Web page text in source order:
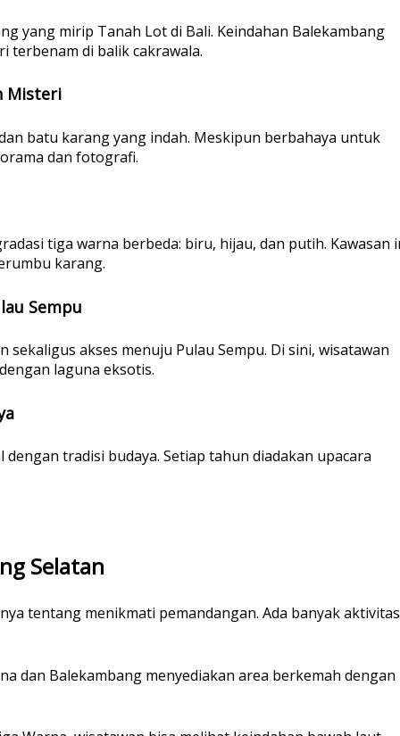
yang mirip Tanah Lot di Bali. Keindahan Balekambang
terbenam di balik cakrawala.
Misteri
batu karang yang indah. Meskipun berbahaya untuk
dan fotografi.
tiga warna berbeda: biru, hijau, dan putih. Kawasan
karang.
Sempu
akses menuju Pulau Sempu. Di sini, wisatawan
laguna eksotis.
tradisi budaya. Setiap tahun diadakan upacara
Selatan
tentang menikmati pemandangan. Ada banyak aktivitas
dan Balekambang menyediakan area berkemah dengan